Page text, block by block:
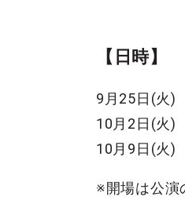
【日時】
9月25日(火)
10月2日(火)
10月9日(火)
※開場は公演